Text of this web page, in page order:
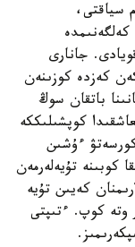
سياقتى،
جانارى
كەزدە كوزىنەن
باتقان سوڭ
كوپشىلىككە
ءۇشىن
كوبىنە تۇيەلەرمەن
كەيىن تۇيە
وتە كوپ. ءتىپتى